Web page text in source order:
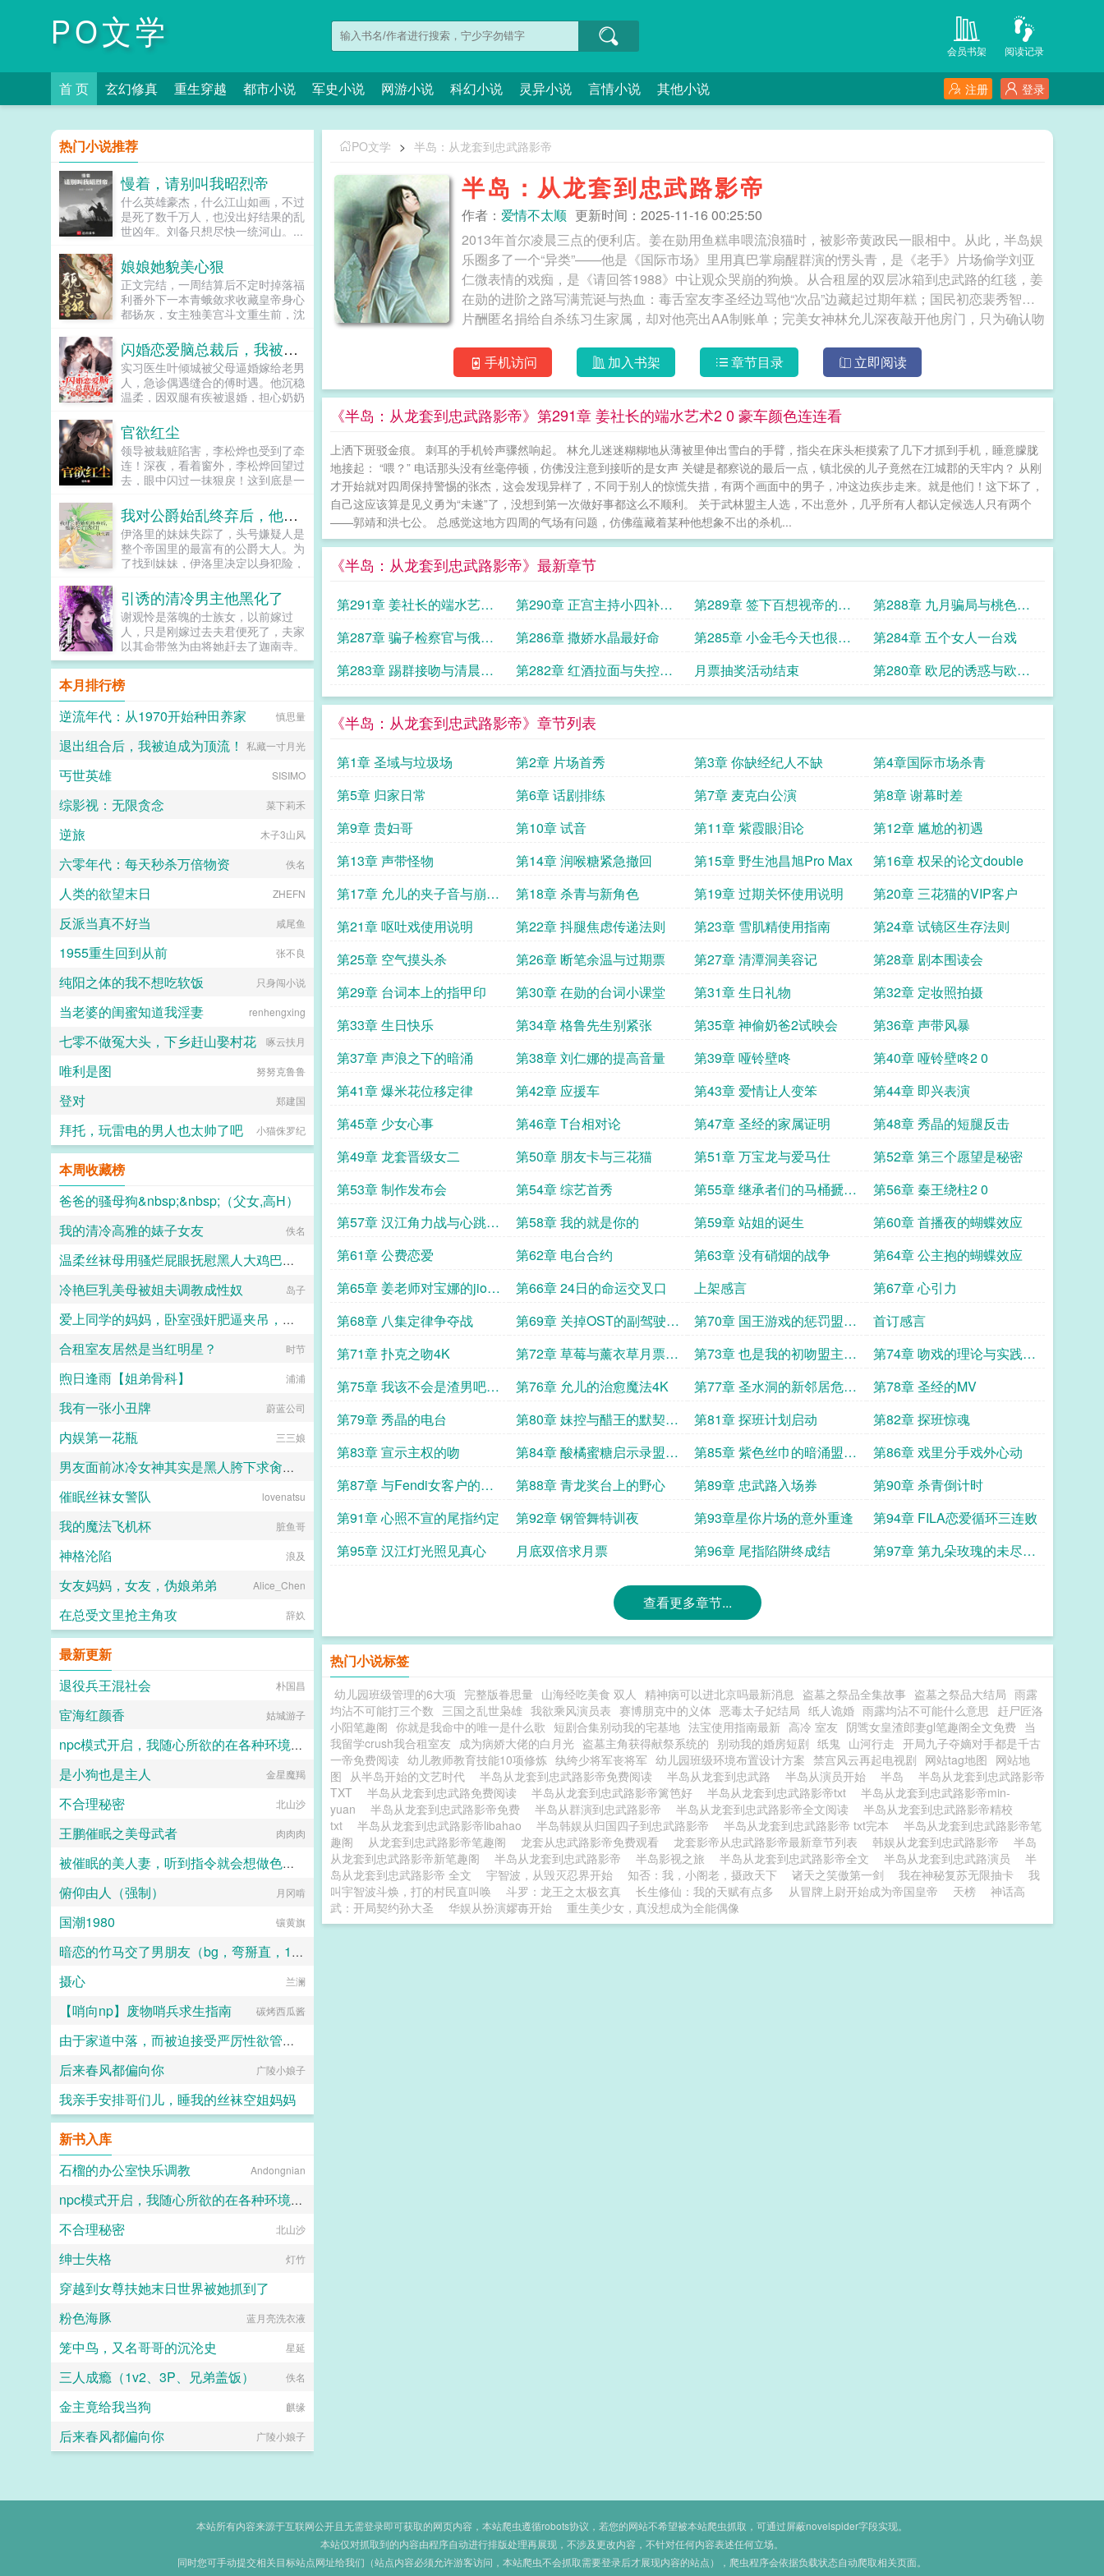
PO文学 阅读记录
会员书架
首 页 玄幻修真 重生穿越 都市小说 军史小说 网游小说 科幻小说 灵异小说 言情小说 其他小说 登录
注册
PO文学 > 半岛：从龙套到忠武路影帝
半岛：从龙套到忠武路影帝
作者： 爱情不太顺 更新时间：2025-11-16 00:25:50
2013年首尔凌晨三点的便利店。姜在勋用鱼糕串喂流浪猫时，被影帝黄政民一眼相中。从此，半岛娱
乐圈多了一个“异类”——他是《国际市场》里用真巴掌扇醒群演的愣头青，是《老手》片场偷学刘亚
仁微表情的戏痴，是《请回答1988》中让观众哭崩的狗焕。从合租屋的双层冰箱到忠武路的红毯，姜
在勋的进阶之路写满荒诞与热血：毒舌室友李圣经边骂他“次品”边藏起过期年糕；国民初恋裴秀智将
片酬匿名捐给自杀练习生家属，却对他亮出AA制账单；完美女神林允儿深夜敲开他房门，只为确认吻
当姜在勋捧起青龙奖杯时，镜头扫过他泛黄的笔记本，最后一页写着：“摄影机不说谎，但观众永远不
知道，我学攀岩是为了背允儿逃出火场，考摩托车证是为载秀智逃离私生饭，而练真空腹……只是因
为圣经说我像怀孕的浣熊。”这是关于一个“次品”成为时代标本的故事。——半岛娱乐圈黄金十年沉浮
录，揭幕。 半岛：从龙套到忠武路影帝
手机访问 加入书架 章节目录 立即阅读
《半岛：从龙套到忠武路影帝》第291章 姜社长的端水艺术2 0 豪车颜色连连看
上洒下斑驳金痕。 刺耳的手机铃声骤然响起。 林允儿迷迷糊糊地从薄被里伸出雪白的手臂，指尖在床头柜摸索了几下才抓到手机，睡意朦胧
地接起： “喂？” 电话那头没有丝毫停顿，仿佛没注意到接听的是女声 关键是都察说的最后一点，镇北侯的儿子竟然在江城郡的天牢内？ 从刚
才开始就对四周保持警惕的张杰，这会发现异样了，不同于别人的惊慌失措，有两个画面中的男子，冲这边疾步走来。就是他们！这下坏了，
自己这应该算是见义勇为“未遂”了，没想到第一次做好事都这么不顺利。 关于武林盟主人选，不出意外，几乎所有人都认定候选人只有两个
——郭靖和洪七公。 总感觉这地方四周的气场有问题，仿佛蕴藏着某种他想象不出的杀机...
《半岛：从龙套到忠武路影帝》最新章节
第291章 姜社长的端水艺术2
0 豪车颜色连连看
第290章 正宫主持小四补妆
新人围观
第289章 签下百想视帝的代
价
第288章 九月骗局与桃色并
肩启航
第287章 骗子检察官与俄罗
斯轮盘赌
第286章 撒娇水晶最好命
第285章 小金毛今天也很努
力呢
第284章 五个女人一台戏
第283章 踢群接吻与清晨反
思
第282章 红酒拉面与失控的
杠杆
月票抽奖活动结束
第280章 欧尼的诱惑与欧尼
的刀
《半岛：从龙套到忠武路影帝》章节列表
第1章 圣域与垃圾场 第2章 片场首秀 第3章 你缺经纪人不缺
第4章国际市场杀青
第5章 归家日常
第6章 话剧排练 第7章 麦克白公演
第8章 谢幕时差
第9章 贵妇哥
第10章 试音 第11章 紫霞眼泪论
第12章 尴尬的初遇
第13章 声带怪物
第14章 润喉糖紧急撤回 第15章 野生池昌旭Pro Max
第16章 权呆的论文double
第17章 允儿的夹子音与崩溃
的在勋
第18章 杀青与新角色 第19章 过期关怀使用说明
第20章 三花猫的VIP客户
第21章 呕吐戏使用说明
第22章 抖腿焦虑传递法则 第23章 雪肌精使用指南
第24章 试镜区生存法则
第25章 空气摸头杀
第26章 断笔余温与过期票 第27章 清潭洞美容记
第28章 剧本围读会
第29章 台词本上的指甲印
第30章 在勋的台词小课堂 第31章 生日礼物
第32章 定妆照拍摄
第33章 生日快乐
第34章 格鲁先生别紧张 第35章 神偷奶爸2试映会
第36章 声带风暴
第37章 声浪之下的暗涌
第38章 刘仁娜的提高音量 第39章 哑铃壁咚
第40章 哑铃壁咚2 0
第41章 爆米花位移定律
第42章 应援车 第43章 爱情让人变笨
第44章 即兴表演
第45章 少女心事
第46章 T台相对论 第47章 圣经的家属证明
第48章 秀晶的短腿反击
第49章 龙套晋级女二
第50章 朋友卡与三花猫 第51章 万宝龙与爱马仕
第52章 第三个愿望是秘密
第53章 制作发布会
第54章 综艺首秀
第55章 继承者们的马桶搋战
争
第56章 秦王绕柱2 0
第57章 汉江角力战与心跳失
序
第58章 我的就是你的 第59章 站姐的诞生
第60章 首播夜的蝴蝶效应
第61章 公费恋爱
第62章 电台合约 第63章 没有硝烟的战争
第64章 公主抱的蝴蝶效应
第65章 姜老师对宝娜的jiojio
有什么执念
第66章 24日的命运交叉口 上架感言
第67章 心引力
第68章 八集定律争夺战
第69章 关掉OST的副驾驶座
盟主加更15
第70章 国王游戏的惩罚盟主
加更25
首订感言
第71章 扑克之吻4K
第72章 草莓与薰衣草月票加
更
第73章 也是我的初吻盟主加
更310
第74章 吻戏的理论与实践5
6K大章
第75章 我该不会是渣男吧盟
主加更410
第76章 允儿的治愈魔法4K
第77章 圣水洞的新邻居危机
4K盟主加更610
第78章 圣经的MV
第79章 秀晶的电台
第80章 妹控与醋王的默契盟
主加更810
第81章 探班计划启动
第82章 探班惊魂
第83章 宣示主权的吻
第84章 酸橘蜜糖启示录盟主
加更910
第85章 紫色丝巾的暗涌盟主
加更1010
第86章 戏里分手戏外心动
第87章 与Fendi女客户的重
逢万赏加更4K
第88章 青龙奖台上的野心 第89章 忠武路入场券
第90章 杀青倒计时
第91章 心照不宣的尾指约定
第92章 钢管舞特训夜 第93章星你片场的意外重逢
第94章 FILA恋爱循环三连败
第95章 汉江灯光照见真心
月底双倍求月票 第96章 尾指陷阱终成结
第97章 第九朵玫瑰的未尽之
查看更多章节...
热门小说标签
幼儿园班级管理的6大项 完整版眷思量 山海经吃美食 双人 精神病可以进北京吗最新消息 盗墓之祭品全集故事 盗墓之祭品大结局 雨露
均沾不可能打三个数 三国之乱世枭雄 我欲乘风演员表 赛博朋克中的义体 恶毒太子妃结局 纸人诡婚 雨露均沾不可能什么意思 赶尸匠洛
小阳笔趣阁 你就是我命中的唯一是什么歌 短剧合集别动我的宅基地 法宝使用指南最新 高冷 室友 阴骘女皇渣郎妻gl笔趣阁全文免费 当
我留学crush我合租室友 成为病娇大佬的白月光 盗墓主角获得献祭系统的 别动我的婚房短剧 纸鬼 山河行走 开局九子夺嫡对手都是千古
一帝免费阅读 幼儿教师教育技能10项修炼 纨绔少将军丧将军 幼儿园班级环境布置设计方案 禁宫风云再起电视剧 网站tag地图 网站地
图 从半岛开始的文艺时代 半岛从龙套到忠武路影帝免费阅读 半岛从龙套到忠武路 半岛从演员开始 半岛
半岛从龙套到忠武路影帝
TXT
半岛从龙套到忠武路免费阅读 半岛从龙套到忠武路影帝篱笆好 半岛从龙套到忠武路影帝txt
半岛从龙套到忠武路影帝min-
yuan
半岛从龙套到忠武路影帝免费 半岛从群演到忠武路影帝 半岛从龙套到忠武路影帝全文阅读
半岛从龙套到忠武路影帝精校
txt
半岛从龙套到忠武路影帝libahao 半岛韩娱从归国四子到忠武路影帝 半岛从龙套到忠武路影帝 txt完本
半岛从龙套到忠武路影帝笔
趣阁
从龙套到忠武路影帝笔趣阁 龙套从忠武路影帝免费观看 龙套影帝从忠武路影帝最新章节列表 韩娱从龙套到忠武路影帝
半岛
从龙套到忠武路影帝新笔趣阁
半岛从龙套到忠武路影帝 半岛影视之旅 半岛从龙套到忠武路影帝全文 半岛从龙套到忠武路演员
半
岛从龙套到忠武路影帝 全文
宇智波，从毁灭忍界开始 知否：我，小阁老，摄政天下 诸天之笑傲第一剑 我在神秘复苏无限抽卡
我
叫宇智波斗焕，打的村民直叫唤
斗罗：龙王之太极玄真 长生修仙：我的天赋有点多 从冒牌上尉开始成为帝国皇帝 天榜
神话高
武：开局契约孙大圣
华娱从扮演嫪毐开始 重生美少女，真没想成为全能偶像
热门小说推荐
慢着，请别叫我昭烈帝
什么英雄豪杰，什么江山如画，不过
是死了数千万人，也没出好结果的乱
世凶年。刘备只想尽快一统河山。...
娘娘她貌美心狠
正文完结，一周结算后不定时掉落福
利番外下一本青蛾敛求收藏皇帝身心
都扬灰，女主独美宫斗文重生前，沈
是不幸小产的失宠妃嫔。而这一切的
罪魁祸首，是曾与她相恋的帝
王。 怀着没有刺死皇帝的遗憾，
沈知姁回到事发那年。 彼时，她
正被迫在寝殿中安静养病。四下一
心，想趁机上位的宫女蠢蠢欲动，熟
识的太医问无此人更有素来不和的妃
嫔们，个个落井下石，迫不及待地要
将她踩下。可沈知姁只虚弱一笑。她
旨虽然已下，但距离被二次牵连，尚
有三年。而曾失去的孩子，也在未来
等她。冬夜初雪，帝王生辰之日。沈
知姁粉面憔悴，朱唇莹白，携着一碗
亲手做的长寿面，遥遥立在阶
颤，语带哭腔。只言对皇帝的错悔与
思恋。 她的眼眸如春水一样清
澈。盈满了浓烈真挚又纯粹的爱意。
这是帝王毕生所求最为渴盼之
物。 帝王此时尚且年轻稚嫩。见
沈知姁心意回转，更多了他所愿的乖
顺懂事，不由面露愧色，揽她入
怀。 沈知姁如一只失了羽毛的雀
儿，只露出娇艳的侧脸和白洁脆弱的
颈脖。羽睫之下，掩着她的勃勃野心
和滔天恨意。 眼前的帝王，已经
不是她的心上人，只是一条为皇权恩
将仇报薄情寡义的恶犬。 她要
他无处可归。（小剧场）多年后，小
宫女恭敬为垂帘听政的沈太后挽髻。
她望着镜中风韵绝佳的高位者，不由
帝去得早。沈太后挑眉轻笑，神情愉
悦地为自己挑选簪花。她赢到今日，
凭借的不止有美貌。貌美心狠，方成
大事。阅读须知 1本文为传统型
宫斗权谋，非甜宠，男非c 背景
架空，节奏慢热（尤其在前期），会
偏一点群像 2女主过程成长结局
独美，狗皇帝挫骨扬灰（物理＋心
理） 3配角妃嫔大多为自身家族
奋斗，视妃位如官职 4作者想看
复仇宫斗，自割腿肉，宫斗权谋小
白，会努力写得有逻辑qaq感谢小天
使们的支持和喜欢！宫斗预收独占圣
心娘娘是朵菟丝花盛宠如她娘娘她是
爱躺平推推宫斗预收独占圣心宫女上
辰那日，盈桃从官家小姐沦为宫中罪
营十年，趁着新帝即位，使巧计拿回
姓名回到皇宫。 只时运不济，撞
上嫔妃们暗斗，被贤妃当作添堵的玩
意儿，指给面善心妒的胡婕妤。
盈桃立时低掩一张娇面，决定韬光养
晦，静待时机。 她从不打扮招展
会傻傻的笑脸相迎。 终
盈六宫。 莺莺燕燕如蝶飞，
踏足。 逼得胡婕妤要在自己宫中
心。 于是胡婕妤的目光落在
明远帝记得毓秀宫中，有个小宫女格
姿，令人生怜。笑时眉如弯月，尤其
情的梨涡，似盈满了两汪春水，婉转
心。 直到红烛金帐中，明远
上，也有两个盈满春水的涡。 几
宫女受了极大的委屈，杏眼泪濛濛，
意养得圆润的玉肌上，是青紫骇人的
极。 小宫女却伸出一双柔荑，勾
愿陛下为难。 哄得明远帝心肝都
他没瞧见，盈桃委屈抿起的唇角，弯
起一点儿弧度。 众人皆知，明远
排众议，彻查一桩陈年旧案。 助
偿，那双笑盈盈的眼望向凤座。淑妃
才刚刚开始呢。...
闪婚恋爱脑总裁后，我被宠疯了
实习医生叶倾城被父母逼婚嫁给老男
人，急诊偶遇缝合的傅时遇。他沉稳
温柔，因双腿有疾被退婚，担心奶奶
敢说她可以。闪婚后，看似郁郁寡欢
的傅先生实则是位宠妻达人。发烧摔
倒时，助理傅先生，我抱吧。傅时遇
我抱。被病人骚扰时，助理傅先生，
做点什么吗？傅时遇黑巷伺候。被暗
叶小姐结婚的消息告诉他吗？傅时遇
我不阻止她奔向更好的人，因为她值
得。叶倾城大叔，可我喜欢得人是
你。双向奔赴双向救赎的先婚后爱
官欲红尘
领导被栽赃陷害，李松烨也受到了牵
连！深夜，看着窗外，李松烨回望过
去，眼中闪过一抹狠戾！这到底是一
涡！...
我对公爵始乱终弃后，他黑化了[西幻]
伊洛里的妹妹失踪了，头号嫌疑人是
整个帝国里的最富有的公爵大人。为
了找到妹妹，伊洛里决定以身犯险，
情冷僻又阴沉的公爵大人。一开始，
伊洛里以为公爵冷酷无情，对任何平
民都蔑视又残忍，于是他步步为谋，
在工作上，积极投喂公爵的两个小外
甥打好关系在交友上，积极交往公爵
身边人套情报，包括但不限于公爵喜
欢吃什么做什么每天干什么在生活
上，积极找机会跟公爵接触，送花送
药送怀抱。各方打点好，只等一天探
听到妹妹消息，救走妹妹就立马走
人。但后来，伊洛里发现公爵不阴沉
冷漠，而是傲娇又闷骚，更糟糕的
是，伊洛里发现自己接近公爵的方向
似乎出了一点差错，他本想挖掘公爵
的秘密，却莫名其妙地敲开了对方的
心门。伊洛里公爵大人，我想问一下
公爵喜欢我。伊洛里不是，我公爵房
间号，我的。（递出纸条）伊洛里我
不要这公爵还想要结婚，这么贪心？
伊洛里我完全不想跟你结婚。公爵不
可能，我这么有钱。伊洛里→→...
引诱的清冷男主他黑化了
谢观怜是落魄的士族女，以前嫁过
人，只是刚嫁过去夫君便死了，夫家
以其命带煞为由将她赶去了迦南寺。
她在迦南寺晨昏暮晓，每日都会凭栏
而望，表现得十分凄惨，只为了吸引
自幼就喜欢的禁欲佛子。为了...
本月排行榜
逆流年代：从1970开始种田养家
慎思量
退出组合后，我被迫成为顶流！ 私藏一寸月光
丐世英雄 SISIMO
综影视：无限贪念 菜下莉禾
逆旅 木子3山风
六零年代：每天秒杀万倍物资 佚名
人类的欲望末日 ZHEFN
反派当真不好当 咸尾鱼
1955重生回到从前 张不良
纯阳之体的我不想吃软饭 只身闯小说
当老婆的闺蜜知道我淫妻 renhengxing
七零不做冤大头，下乡赶山娶村花 啄云扶月
唯利是图 努努克鲁鲁
登对 郑建国
拜托，玩雷电的男人也太帅了吧 小猫侏罗纪
本周收藏榜
爸爸的骚母狗&nbsp;&nbsp;（父女,高H）
爱写黄爆的小桃子
我的清冷高雅的婊子女友 佚名
温柔丝袜母用骚烂屁眼抚慰黑人大鸡巴的淫乱群交摄影记录
佚名
冷艳巨乳美母被姐夫调教成性奴 岛子
爱上同学的妈妈，卧室强奸肥逼夹吊，屁眼射满，直肠灌精！
西地那非
合租室友居然是当红明星？ 时节
煦日逢雨【姐弟骨科】 浦浦
我有一张小丑牌 蔚蓝公司
内娱第一花瓶 三三娘
男友面前冰冷女神其实是黑人胯下求肏求受孕的媚黑母狗、直播放送女神被黑人爆肏！
触手君
催眠丝袜女警队 lovenatsu
我的魔法飞机杯 脏鱼哥
神格沦陷 浪及
女友妈妈，女友，伪娘弟弟 Alice_Chen
在总受文里抢主角攻 辞奺
最新更新
退役兵王混社会
朴国昌
宦海红颜香 姑城游子
npc模式开启，我随心所欲的在各种环境享受女人
by sun
是小狗也是主人 金星魔羯
不合理秘密 北山沙
王鹏催眠之美母武者 肉肉肉
被催眠的美人妻，听到指令就会想做色色的事
伊媚兒尹媚儿
俯仰由人（强制） 月冈啃
国潮1980 镶黄旗
暗恋的竹马交了男朋友（bg，弯掰直，1v2）
杨树
摄心 兰澜
【哨向np】废物哨兵求生指南 碳烤西瓜酱
由于家道中落，而被迫接受严厉性欲管理调教制度的大小姐，是否可以迎来幸福？
SUPER蓝紫超人
后来春风都偏向你 广陵小娘子
我亲手安排哥们儿，睡我的丝袜空姐妈妈
新书入库
石榴的办公室快乐调教
Andongnian
npc模式开启，我随心所欲的在各种环境享受女人
by sun
不合理秘密 北山沙
绅士失格 灯竹
穿越到女尊扶她末日世界被她抓到了
扶她×美少年
粉色海豚 蓝月亮洗衣液
笼中鸟，又名哥哥的沉沦史 星延
三人成瘾（1v2、3P、兄弟盖饭） 佚名
金主竟给我当狗 麒缘
后来春风都偏向你 广陵小娘子
本站所有内容来源于互联网公开且无需登录即可获取的网页内容，本站爬虫遵循robots协议，若您的网站不希望被本站爬虫抓取，可通过屏蔽novelspider字段实现。
本站仅对抓取到的内容由程序自动进行排版处理再展现，不涉及更改内容，不针对任何内容表述任何立场。
同时您可手动提交相关目标站点网址给我们（站点内容必须允许游客访问，本站爬虫不会抓取需要登录后才展现内容的站点），爬虫程序会依据负载状态自动爬取相关页面。